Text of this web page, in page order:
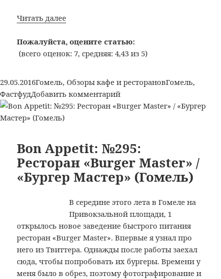
Читать далееBon
№314:
Ресторан
«Burger
Club»
/«Бургер
Ильича,
85
(Гомель)
Пожалуйста, оцените статью:
(всего оценок: 7, средняя: 4,43 из 5)
Опубликовано
29.05.2016Рубрики
Гомель, Обзоры кафе и ресторановМетки
Гомель,
ФастфудДобавить комментарийк
записи
Ресторан
быстрого
питания
Club»
/«Бургер
Клаб»,
ул.
Ильича,
85
(Гомель)
Bon Appetit: №295:
Ресторан «Burger Master» /
«Бургер Мастер» (Гомель)
В середине этого лета в Гомеле на
Привокзальной площади, 1
открылось новое заведение быстрого питания
ресторан «Burger Master». Впервые я узнал про
него из Твиттера. Однажды после работы заехал
сюда, чтобы попробовать их бургеры. Времени у
меня было в обрез, поэтому фотографирование и